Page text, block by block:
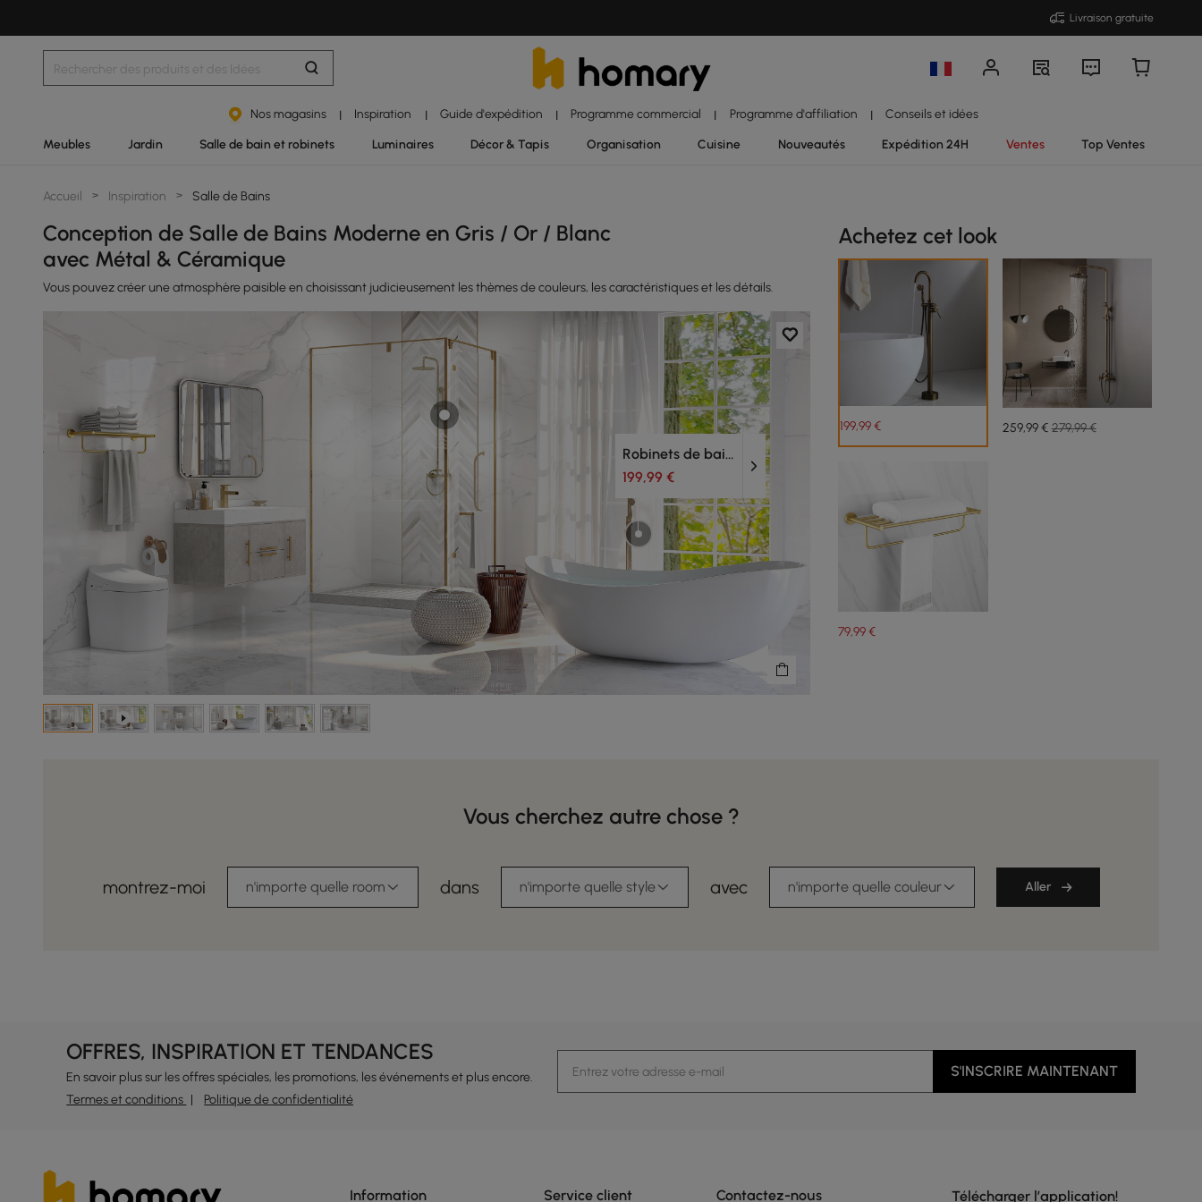
Livraison gratuite
Nos magasins | Inspiration | Guide d'expédition | Programme commercial | Programme d'affiliation | Conseils et idées
Meubles Jardin Salle de bain et robinets Luminaires Décor & Tapis Organisation Cuisine Nouveautés Expédition 24H Ventes Top Ventes
Accueil > Inspiration > Salle de Bains
Conception de Salle de Bains Moderne en Gris / Or / Blanc
avec Métal & Céramique
Vous pouvez créer une atmosphère paisible en choisissant judicieusement les thèmes de couleurs, les caractéristiques et les détails.
Robinets de baignoires
199,99 €
Achetez cet look
199,99€ 259,99€ 279,99 €
79,99€
Vous cherchez autre chose ?
montrez-moi n'importe quelle room dans n'importe quelle style avec n'importe quelle couleur Aller
OFFRES, INSPIRATION ET TENDANCES
En savoir plus sur les offres spéciales, les promotions, les événements et plus encore.
Termes et conditions
Politique de confidentialité
S'INSCRIRE MAINTENANT
Information Service client Contactez-nous Télécharger l’application!